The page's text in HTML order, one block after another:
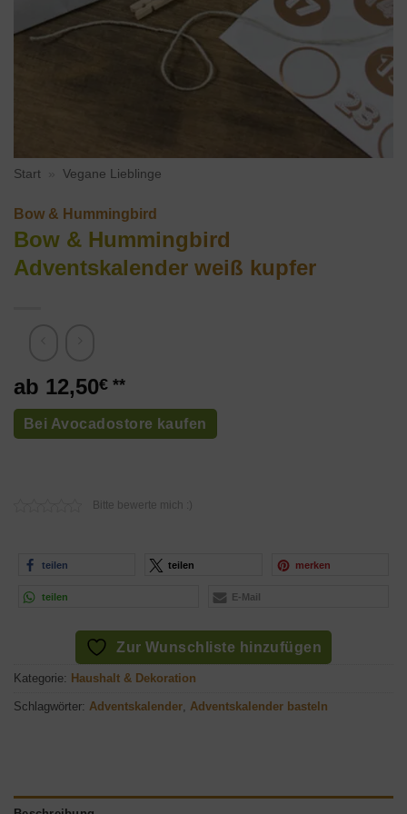
Start Vegane Lieblinge
Bow & Hummingbird
Bow & Hummingbird
Adventskalender weiß kupfer
12,50€
Bei Avocadostore kaufen
Bitte bewerte mich :)
teilen teilen merken
teilen E-Mail
Zur Wunschliste hinzufügen
Kategorie: Haushalt & Dekoration
Schlagwörter: Adventskalender, Adventskalender basteln